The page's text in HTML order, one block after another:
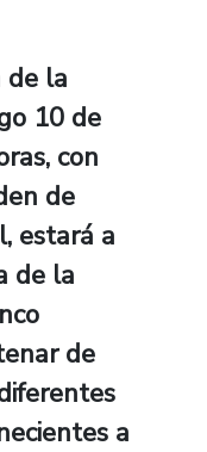
de la
10 de
con
de
estará a
de la
de
a